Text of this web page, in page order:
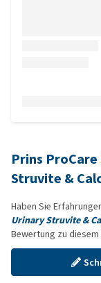
Prins
Struvite &
Haben Sie
Urinary Struvite &
Bewertung zu